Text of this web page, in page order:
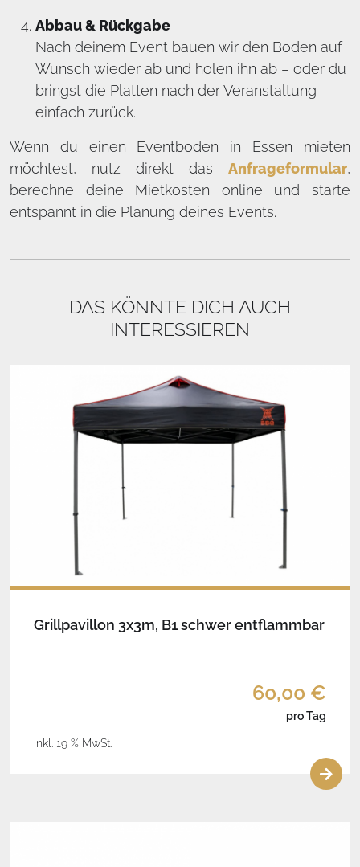
Abbau & Rückgabe
Nach deinem Event bauen wir den Boden auf
Wunsch wieder ab und holen ihn ab – oder du
bringst die Platten nach der Veranstaltung
einfach zurück.
Wenn du einen Eventboden in Essen mieten
möchtest, nutz direkt das Anfrageformular,
berechne deine Mietkosten online und starte
entspannt in die Planung deines Events.
DAS KÖNNTE DICH AUCH
INTERESSIEREN
Grillpavillon 3x3m, B1 schwer entflammbar
60,00 €
pro Tag
inkl. 19 % MwSt.